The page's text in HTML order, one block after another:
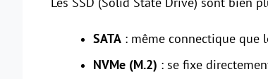
SATA : même connectique que
NVMe (M.2) : se fixe